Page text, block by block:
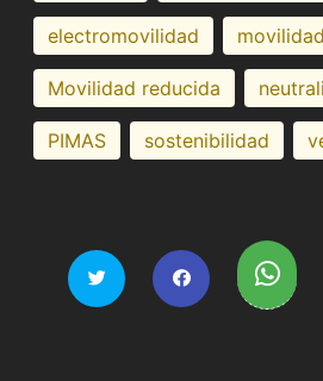
electromovilidad movilidad
Movilidad reducida
PIMAS sostenibilidad